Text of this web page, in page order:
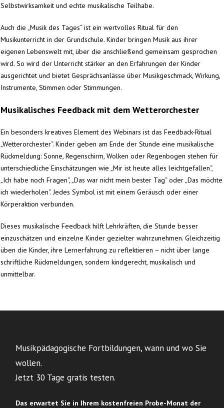
Selbstwirksamkeit und echte musikalische Teilhabe.
Auch die „Musik des Tages“ ist ein wertvolles Ritual für den
Musikunterricht in der Grundschule. Kinder bringen Musik aus ihrer
eigenen Lebenswelt mit, über die anschließend gemeinsam gesprochen
wird. So wird der Unterricht stärker an den Erfahrungen der Kinder
ausgerichtet und bietet Gesprächsanlässe über Musikgeschmack, Wirkung,
Instrumente, Stimmen oder Stimmungen.
Musikalisches Feedback mit dem Wetterorchester
Ein besonders kreatives Element des Webinars ist das Feedback-Ritual
„Wetterorchester“. Kinder geben am Ende der Stunde eine musikalische
Rückmeldung: Sonne, Regenschirm, Wolken oder Regenbogen stehen für
unterschiedliche Einschätzungen wie „Mir ist heute alles leichtgefallen“,
„Ich habe noch Fragen“, „Das war nicht mein bester Tag“ oder „Das möchte
ich wiederholen“. Jedes Symbol ist mit einem Geräusch oder einer
Körperaktion verbunden.
Dieses musikalische Feedback hilft Lehrkräften, die Stunde besser
einzuschätzen und einzelne Kinder gezielter wahrzunehmen. Gleichzeitig
üben die Kinder, ihre Lernerfahrung zu reflektieren – nicht über lange
schriftliche Rückmeldungen, sondern kindgerecht, musikalisch und
unmittelbar.
Musikpädagogische Fortbildungen, wann und wo Sie
wollen.
Jetzt 30 Tage gratis testen.
Das erwartet Sie in Ihrem kostenfreien Probe-Monat der